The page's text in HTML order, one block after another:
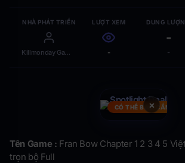
NHÀ PHÁT TRIỂN
Killmonday Games
LƯỢT XEM
-
DUNG
-
-
×
CÓ THỂ BẠN CẦN
Tên Game : Fran Bow Chapter 1 2 3 4 5
trọn bộ Full